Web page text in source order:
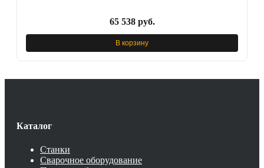
65 538 руб.
В корзину
Каталог
Станки
Сварочное оборудование